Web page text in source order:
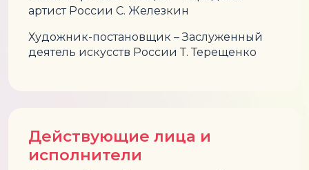
артист России С. Железкин
Художник-постановщик – Заслуженный
деятель искусств России Т. Терещенко
Действующие лица и
исполнители